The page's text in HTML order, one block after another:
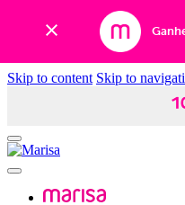
Skip to content Skip to